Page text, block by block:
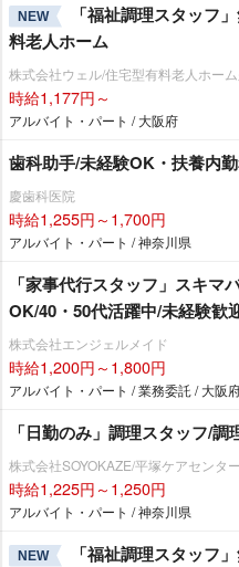
NEW
「福祉調理スタッフ
料老人ホーム
株式会社ウェル/住宅型有料老人ホー
時給1,177円～
アルバイト・パート / 大阪府
歯科助手/未経験OK・扶養内
慶歯科医院
時給1,255円～1,700円
アルバイト・パート / 神奈川県
「家事代行スタッフ」スキマ
OK/40・50代活躍中/未経験歓
株式会社エンジェルメイド
時給1,200円～1,800円
アルバイト・パート / 業務委託 / 大阪
「日勤のみ」調理スタッフ/
株式会社SOYOKAZE/平塚ケアセンタ
時給1,225円～1,250円
アルバイト・パート / 神奈川県
NEW 「福祉調理スタッフ